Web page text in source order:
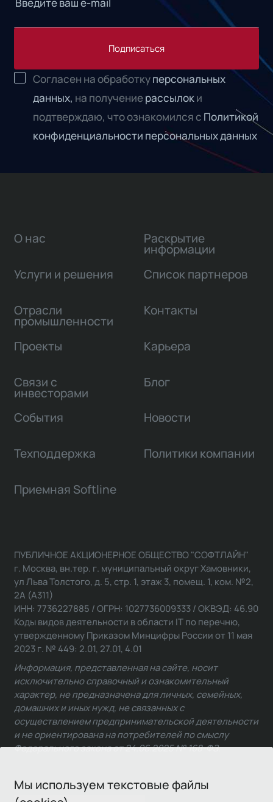
Подписаться
Согласен на обработкуперсональных
данных, на получениерассылоки
подтверждаю, что ознакомился с Политикой
конфиденциальности персональных данных
Мы используем текстовые файлы
О нас
Услуги и решения
Отрасли
промышленности
Проекты
Связи с
инвесторами
Раскрытие
информации
Список партнеров
Контакты
Карьера
Блог
События Новости
Техподдержка Политики компании
Приемная Softline
ПУБЛИЧНОЕ АКЦИОНЕРНОЕ ОБЩЕСТВО "СОФТЛАЙН"
г. Москва, вн.тер. г. муниципальный округ Хамовники,
ул Льва Толстого, д. 5, стр. 1, этаж 3, помещ. 1, ком. №2,
2А (А311)
ИНН: 7736227885 / ОГРН: 1027736009333 / ОКВЭД: 46.90
Коды видов деятельности в области IT по перечню,
утвержденному Приказом Минцифры России от 11 мая
2023 г. № 449: 2.01, 27.01, 4.01
Информация, представленная на сайте, носит
исключительно справочный и ознакомительный
характер, не предназначена для личных, семейных,
домашних и иных нужд, не связанных с
осуществлением предпринимательской деятельности
и не ориентирована на потребителей по смыслу
Федерального закона от 24.06.2025 № 168-ФЗ.